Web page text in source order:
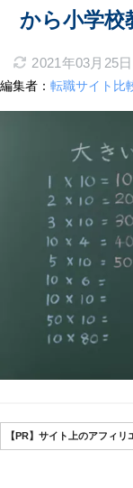
から小学校
2021年03月25日
編集者： 転職サイト比
【PR】サイト上のアフィ